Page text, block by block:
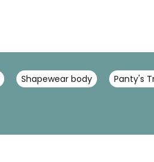
Shapewear body Panty's